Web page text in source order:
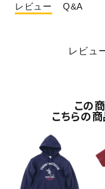
レビュー Q&A
レビュ
この
こちらの